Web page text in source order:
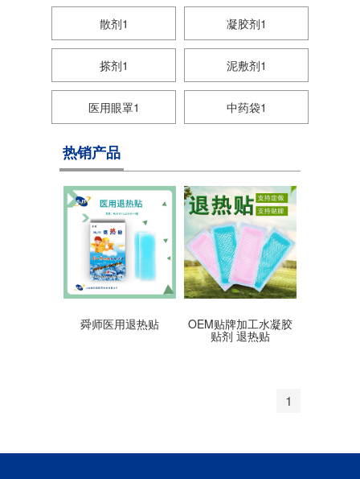
散剂1 凝胶剂1
搽剂1 泥敷剂1
医用眼罩1 中药袋1
热销产品
舜师医用退热贴 OEM贴牌加工水凝胶
贴剂 退热贴
1